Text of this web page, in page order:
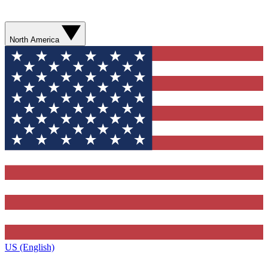
North America
US (English)